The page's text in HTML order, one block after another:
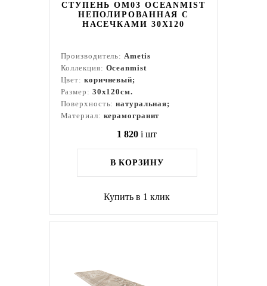
СТУПЕНЬ OM03 OCEANMIST
НЕПОЛИРОВАННАЯ С
НАСЕЧКАМИ 30X120
Производитель:Ametis
Коллекция: Oceanmist
Цвет: коричневый;
Размер: 30x120см.
Поверхность:натуральная;
Материал: керамогранит
1 820 i шт
В КОРЗИНУ
Купить в 1 клик